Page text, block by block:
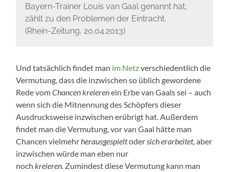
Bayern-Trainer Louis van Gaal genannt hat,
zählt zu den Problemen der Eintracht.
(Rhein-Zeitung, 20.04.2013)
Und tatsächlich findet man im Netzverschiedentlich die
Vermutung, dass die inzwischen so üblich gewordene
Rede vomChancen kreierenein Erbe van Gaals sei – auch
wenn sich die Mitnennung des Schöpfers dieser
Ausdrucksweise inzwischen erübrigt hat. Außerdem
findet man die Vermutung, vor van Gaal hätte man
Chancen vielmehr herausgespieltoder sich erarbeitet, aber
inzwischen würde man eben nur
noch kreieren. Zumindest diese Vermutung kann man